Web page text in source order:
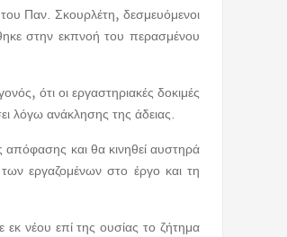
Παν. Σκουρλέτη, δεσμευόμενοι
στην εκπνοή του περασμένου
ότι οι εργαστηριακές δοκιμές
λόγω ανάκλησης της άδειας.
απόφασης και θα κινηθεί αυστηρά
εργαζομένων στο έργο και τη
νέου επί της ουσίας το ζήτημα